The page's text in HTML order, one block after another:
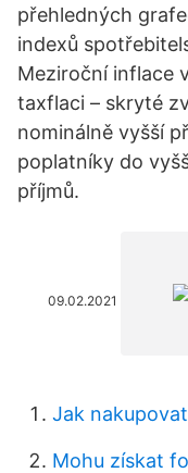
přehledných
indexů
Meziroční inflace
taxflaci – skryté
nominálně vyšší
poplatníky do
příjmů.
09.02.2021
Jak
Mohu získat